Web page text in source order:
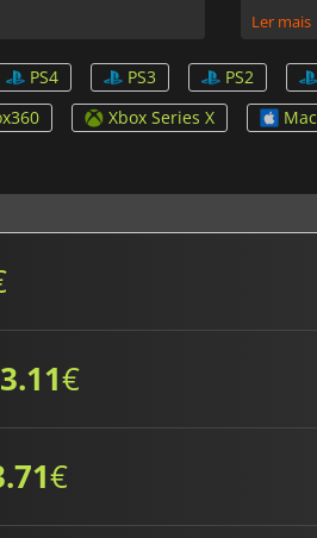
Ler mais
PS4 PS3 PS2
Xbox Series X Mac
3.11€
€